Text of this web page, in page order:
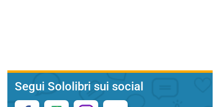
Segui Sololibri sui social